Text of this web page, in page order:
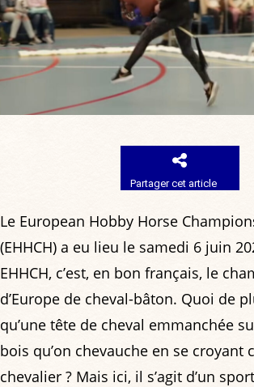
Partager cet article
Le European Hobby Horse
(EHHCH) a eu lieu le samedi 6 juin
EHHCH, c’est, en bon français, le
d’Europe de cheval-bâton. Quoi de
qu’une tête de cheval emmanchée
bois qu’on chevauche en se croyant
chevalier ? Mais ici, il s’agit d’un